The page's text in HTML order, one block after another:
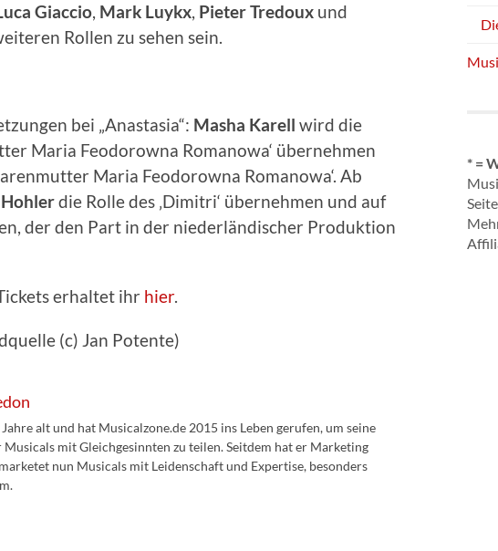
Giaccio, Mark Luykx, Pieter Tredoux und
Rollen zu sehen sein.
bei „Anastasia“: Masha Karell wird die
Maria Feodorowna Romanowa‘ übernehmen
Maria Feodorowna Romanowa‘. Ab
die Rolle des ‚Dimitri‘ übernehmen und auf
der den Part in der niederländischer Produktion
erhaltet ihr hier.
(c) Jan Potente)
alt und hat Musicalzone.de 2015 ins Leben gerufen, um seine
Musicals mit Gleichgesinnten zu teilen. Seitdem hat er Marketing
nun Musicals mit Leidenschaft und Expertise, besonders
* =